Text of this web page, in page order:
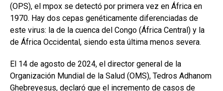
(OPS), el mpox se detectó por primera vez en África en
1970. Hay dos cepas genéticamente diferenciadas de
este virus: la de la cuenca del Congo (África Central) y la
de África Occidental, siendo esta última menos severa.
El 14 de agosto de 2024, el director general de la
Organización Mundial de la Salud (OMS), Tedros Adhanom
Ghebreyesus, declaró que el incremento de casos de